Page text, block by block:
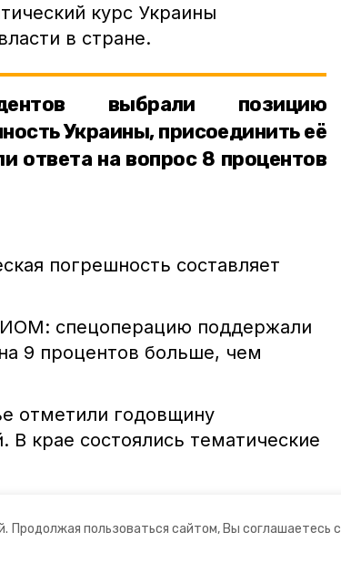
Продолжая пользоваться сайтом, Вы соглашаетесь с
курс Украины
в стране.
выбрали позицию
Украины, присоединить её
ответа на вопрос 8 процентов
погрешность составляет
спецоперацию поддержали
9 процентов больше, чем
отметили годовщину
крае состоялись тематические